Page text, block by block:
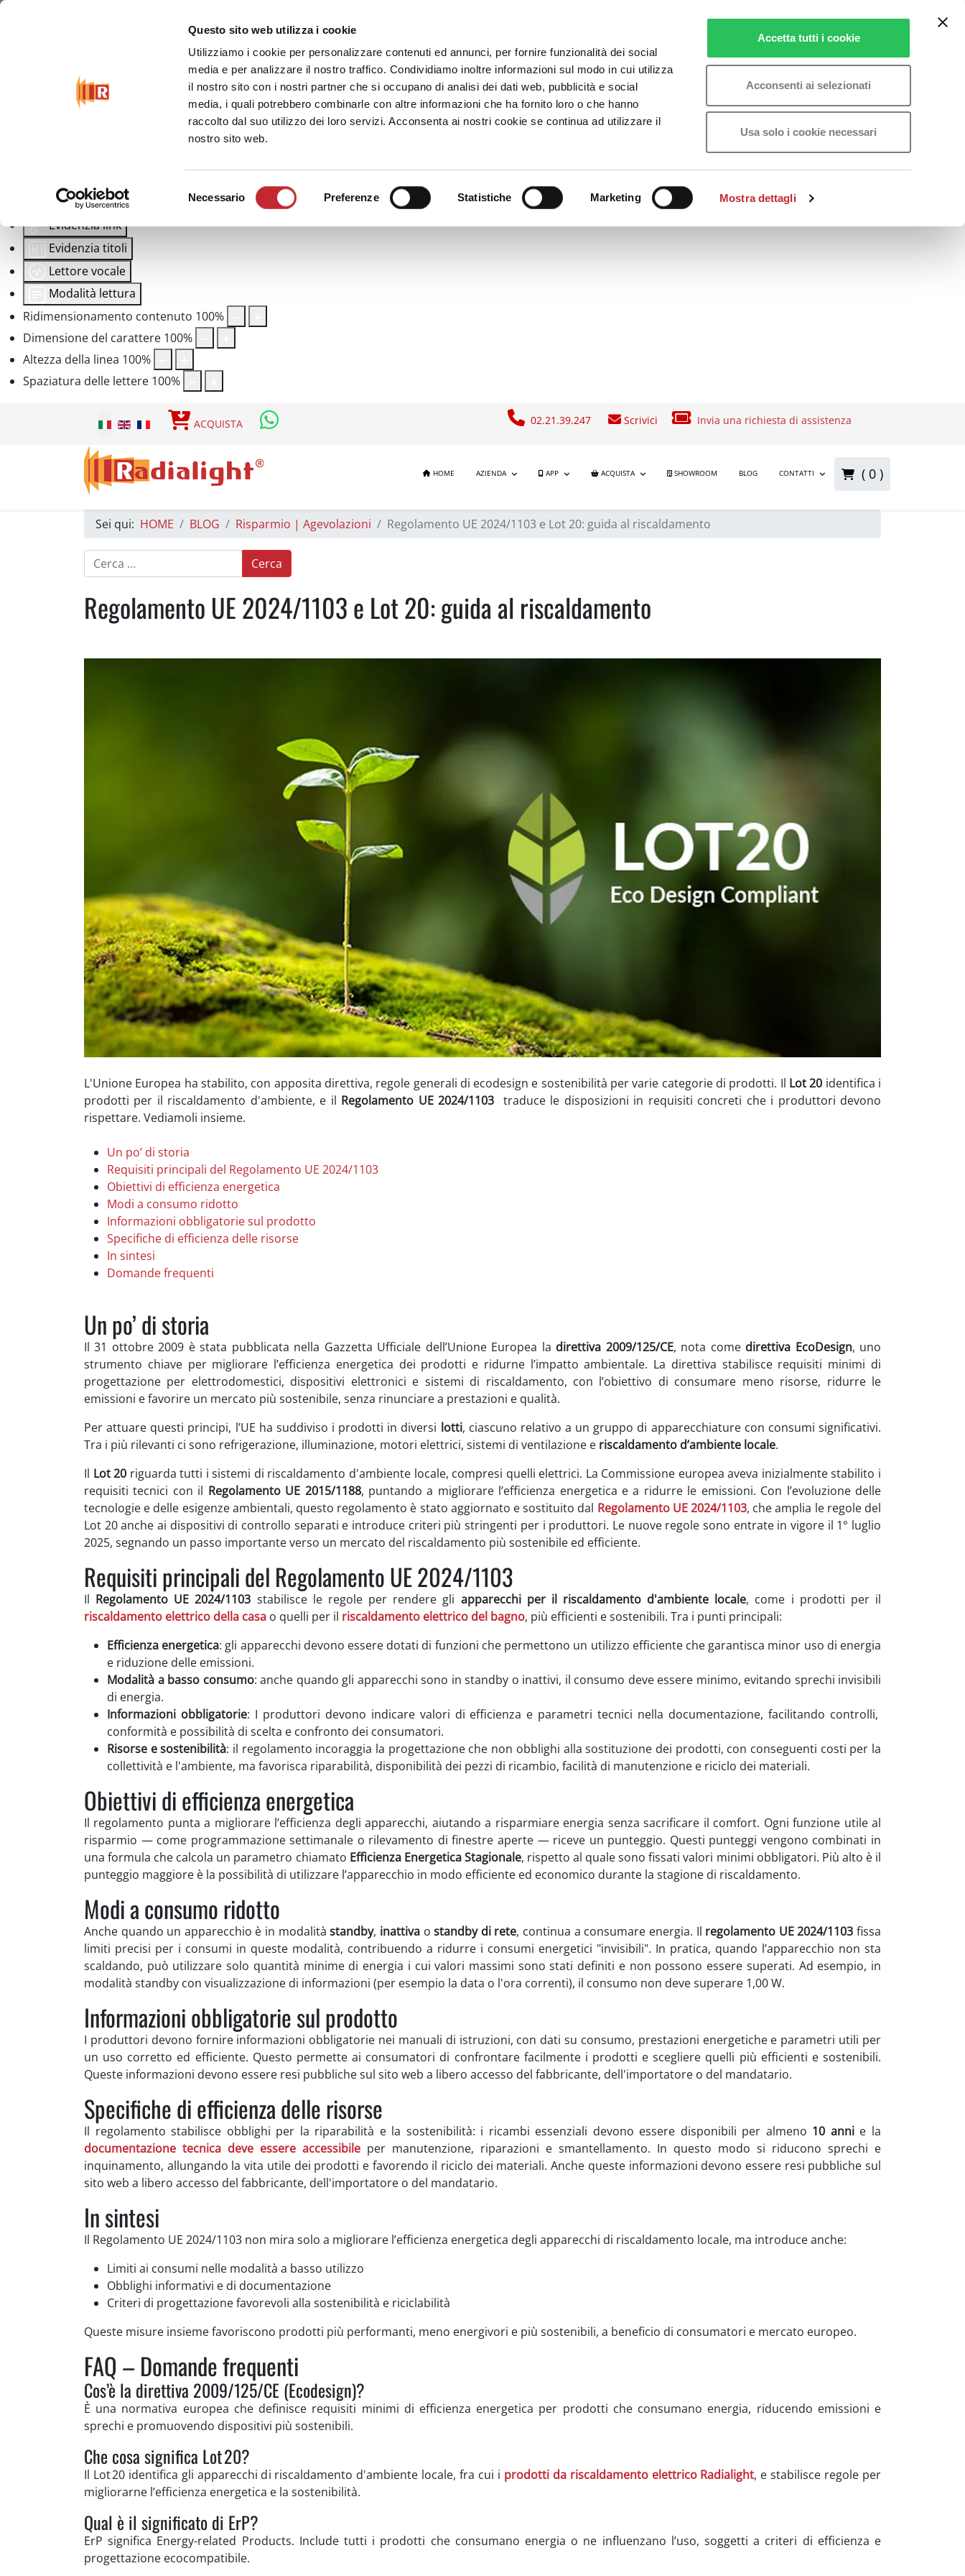
Questo sito web utilizza i cookie
Utilizziamo i cookie per personalizzare contenuti ed annunci, per fornire funzionalità dei social
media e per analizzare il nostro traffico. Condividiamo inoltre informazioni sul modo in cui utilizza
il nostro sito con i nostri partner che si occupano di analisi dei dati web, pubblicità e social
media, i quali potrebbero combinarle con altre informazioni che ha fornito loro o che hanno
raccolto dal suo utilizzo dei loro servizi. Acconsenta ai nostri cookie se continua ad utilizzare il
nostro sito web.
Necessario Preferenze Statistiche Marketing Mostra dettagli
Accetta tutti i cookie
Acconsenti ai selezionati
Usa solo i cookie necessari
Inverti colori
Monocromatico
Alta saturazione
Evidenzia link
Evidenzia titoli
Lettore vocale
Modalità lettura
Ridimensionamento contenuto 100%
Dimensione del carattere 100%
Altezza della linea 100%
Spaziatura delle lettere 100%
Seleziona la tua linguaACQUISTA 02.21.39.247 Scrivici Invia una richiesta di assistenza
HOME AZIENDA APP ACQUISTA SHOWROOM BLOG CONTATTI ( 0 )
Sei qui: HOME BLOG Risparmio | Agevolazioni Regolamento UE 2024/1103 e Lot 20: guida al riscaldamento
Ricerca nel blog Cerca
Regolamento UE 2024/1103 e Lot 20: guida al riscaldamento
L'Unione Europea ha stabilito, con apposita direttiva, regole generali di ecodesign e sostenibilità per varie categorie di prodotti. Il Lot 20 identifica i
prodotti per il riscaldamento d'ambiente, e il Regolamento UE 2024/1103 traduce le disposizioni in requisiti concreti che i produttori devono
rispettare. Vediamoli insieme.
Un po’ di storia
Requisiti principali del Regolamento UE 2024/1103
Obiettivi di efficienza energetica
Modi a consumo ridotto
Informazioni obbligatorie sul prodotto
Specifiche di efficienza delle risorse
In sintesi
Domande frequenti
Un po’ di storia
Il 31 ottobre 2009 è stata pubblicata nella Gazzetta Ufficiale dell’Unione Europea la direttiva 2009/125/CE, nota come direttiva EcoDesign, uno
strumento chiave per migliorare l’efficienza energetica dei prodotti e ridurne l’impatto ambientale. La direttiva stabilisce requisiti minimi di
progettazione per elettrodomestici, dispositivi elettronici e sistemi di riscaldamento, con l’obiettivo di consumare meno risorse, ridurre le
emissioni e favorire un mercato più sostenibile, senza rinunciare a prestazioni e qualità.
Per attuare questi principi, l’UE ha suddiviso i prodotti in diversi lotti, ciascuno relativo a un gruppo di apparecchiature con consumi significativi.
Tra i più rilevanti ci sono refrigerazione, illuminazione, motori elettrici, sistemi di ventilazione e riscaldamento d’ambiente locale.
Il Lot 20 riguarda tutti i sistemi di riscaldamento d'ambiente locale, compresi quelli elettrici. La Commissione europea aveva inizialmente stabilito i
requisiti tecnici con il Regolamento UE 2015/1188, puntando a migliorare l’efficienza energetica e a ridurre le emissioni. Con l’evoluzione delle
tecnologie e delle esigenze ambientali, questo regolamento è stato aggiornato e sostituito dal Regolamento UE 2024/1103, che amplia le regole del
Lot 20 anche ai dispositivi di controllo separati e introduce criteri più stringenti per i produttori. Le nuove regole sono entrate in vigore il 1° luglio
2025, segnando un passo importante verso un mercato del riscaldamento più sostenibile ed efficiente.
Requisiti principali del Regolamento UE 2024/1103
Il Regolamento UE 2024/1103 stabilisce le regole per rendere gli apparecchi per il riscaldamento d'ambiente locale, come i prodotti per il
riscaldamento elettrico della casa o quelli per il riscaldamento elettrico del bagno, più efficienti e sostenibili. Tra i punti principali:
Efficienza energetica: gli apparecchi devono essere dotati di funzioni che permettono un utilizzo efficiente che garantisca minor uso di energia
e riduzione delle emissioni.
Modalità a basso consumo: anche quando gli apparecchi sono in standby o inattivi, il consumo deve essere minimo, evitando sprechi invisibili
di energia.
Informazioni obbligatorie: I produttori devono indicare valori di efficienza e parametri tecnici nella documentazione, facilitando controlli,
conformità e possibilità di scelta e confronto dei consumatori.
Risorse e sostenibilità: il regolamento incoraggia la progettazione che non obblighi alla sostituzione dei prodotti, con conseguenti costi per la
collettività e l'ambiente, ma favorisca riparabilità, disponibilità dei pezzi di ricambio, facilità di manutenzione e riciclo dei materiali.
Obiettivi di efficienza energetica
Il regolamento punta a migliorare l’efficienza degli apparecchi, aiutando a risparmiare energia senza sacrificare il comfort. Ogni funzione utile al
risparmio — come programmazione settimanale o rilevamento di finestre aperte — riceve un punteggio. Questi punteggi vengono combinati in
una formula che calcola un parametro chiamato Efficienza Energetica Stagionale, rispetto al quale sono fissati valori minimi obbligatori. Più alto è il
punteggio maggiore è la possibilità di utilizzare l’apparecchio in modo efficiente ed economico durante la stagione di riscaldamento.
Modi a consumo ridotto
Anche quando un apparecchio è in modalitàstandby, inattivaostandby di rete, continua a consumare energia. Il regolamento UE 2024/1103 fissa
limiti precisi per i consumi in queste modalità, contribuendo a ridurre i consumi energetici "invisibili". In pratica, quando l’apparecchio non sta
scaldando, può utilizzare solo quantità minime di energia i cui valori massimi sono stati definiti e non possono essere superati. Ad esempio, in
modalità standby con visualizzazione di informazioni (per esempio la data o l'ora correnti), il consumo non deve superare 1,00 W.
Informazioni obbligatorie sul prodotto
I produttori devono fornire informazioni obbligatorie nei manuali di istruzioni, con dati su consumo, prestazioni energetiche e parametri utili per
un uso corretto ed efficiente. Questo permette ai consumatori di confrontare facilmente i prodotti e scegliere quelli più efficienti e sostenibili.
Queste informazioni devono essere resi pubbliche sul sito web a libero accesso del fabbricante, dell'importatore o del mandatario.
Specifiche di efficienza delle risorse
Il regolamento stabilisce obblighi per la riparabilità e la sostenibilità: i ricambi essenziali devono essere disponibili per almeno 10 annie la
documentazione tecnica deve essere accessibile per manutenzione, riparazioni e smantellamento. In questo modo si riducono sprechi e
inquinamento, allungando la vita utile dei prodotti e favorendo il riciclo dei materiali. Anche queste informazioni devono essere resi pubbliche sul
sito web a libero accesso del fabbricante, dell'importatore o del mandatario.
In sintesi
Il Regolamento UE 2024/1103 non mira solo a migliorare l’efficienza energetica degli apparecchi di riscaldamento locale, ma introduce anche:
Limiti ai consumi nelle modalità a basso utilizzo
Obblighi informativi e di documentazione
Criteri di progettazione favorevoli alla sostenibilità e riciclabilità
Queste misure insieme favoriscono prodotti più performanti, meno energivori e più sostenibili, a beneficio di consumatori e mercato europeo.
FAQ – Domande frequenti
Cos’è la direttiva 2009/125/CE (Ecodesign)?
È una normativa europea che definisce requisiti minimi di efficienza energetica per prodotti che consumano energia, riducendo emissioni e
sprechi e promuovendo dispositivi più sostenibili.
Che cosa significa Lot 20?
Il Lot 20 identifica gli apparecchi di riscaldamento d'ambiente locale, fra cui i prodotti da riscaldamento elettrico Radialight, e stabilisce regole per
migliorarne l’efficienza energetica e la sostenibilità.
Qual è il significato di ErP?
ErP significa Energy-related Products. Include tutti i prodotti che consumano energia o ne influenzano l’uso, soggetti a criteri di efficienza e
progettazione ecocompatibile.